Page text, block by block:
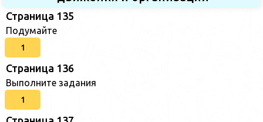
Страница 135
Подумайте
1
Страница 136
Выполните задания
1